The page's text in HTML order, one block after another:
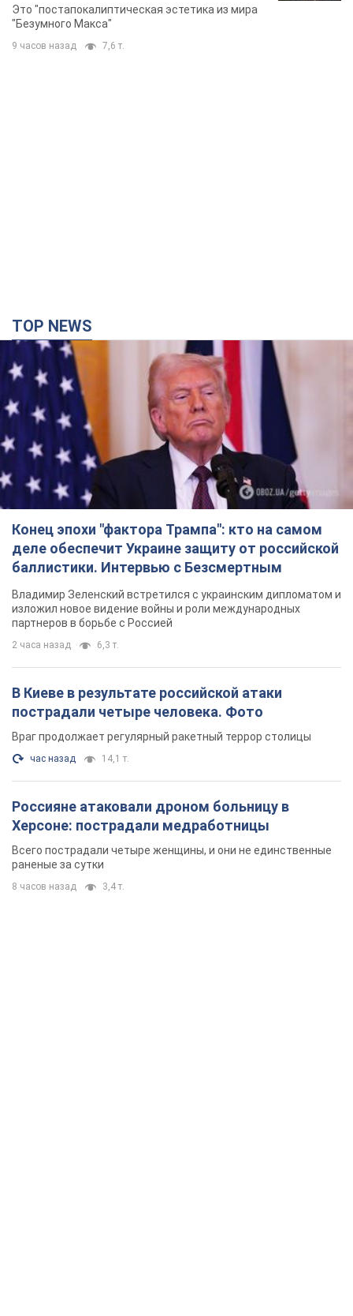
Фото
Это "постапокалиптическая эстетика из мира
"Безумного Макса"
9 часов назад 7,6 т.
TOP NEWS
Конец эпохи "фактора Трампа": кто на самом
деле обеспечит Украине защиту от российской
баллистики. Интервью с Безсмертным
Владимир Зеленский встретился с украинским дипломатом и
изложил новое видение войны и роли международных
партнеров в борьбе с Россией
2 часа назад 6,3 т.
В Киеве в результате российской атаки
пострадали четыре человека. Фото
Враг продолжает регулярный ракетный террор столицы
час назад 14,1 т.
Россияне атаковали дроном больницу в
Херсоне: пострадали медработницы
Всего пострадали четыре женщины, и они не единственные
раненые за сутки
8 часов назад 3,4 т.